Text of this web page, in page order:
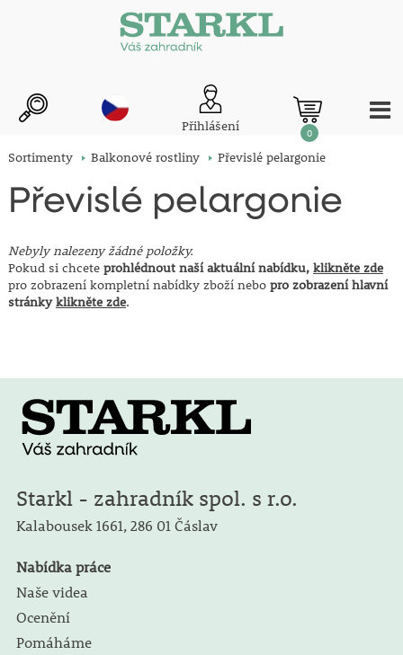
Přihlášení 0
Sortimenty Balkonové rostliny Převislé pelargonie
Převislé pelargonie
Nebyly nalezeny žádné položky.
Pokud si chcete prohlédnout naší aktuální nabídku, klikněte zde
pro zobrazení kompletní nabídky zboží nebo pro zobrazení hlavní
stránkyklikněte zde.
Starkl - zahradník spol. s r.o.
Kalabousek 1661, 286 01 Čáslav
Nabídka práce
Naše videa
Ocenění
Pomáháme